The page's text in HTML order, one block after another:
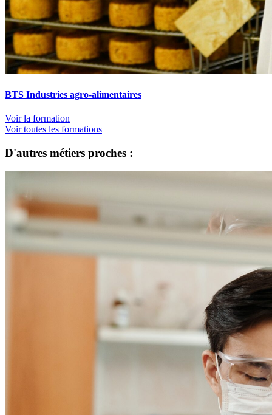
BTS Industries agro-alimentaires
Voir la formation
Voir toutes les formations
D'autres métiers proches :